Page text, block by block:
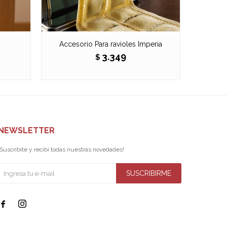
Accesorio Para ravioles Imperia
$ 3.349
y recibí todas nuestras novedades!
SUSCRIBIRME
 